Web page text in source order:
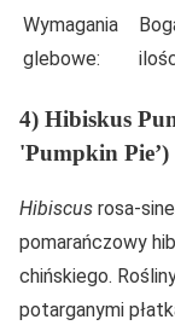
Wymagania
glebowe:
4) Hibiskus
'Pumpkin Pie’)
Hibiscus rosa-
pomarańczowy
chińskiego.
potarganymi